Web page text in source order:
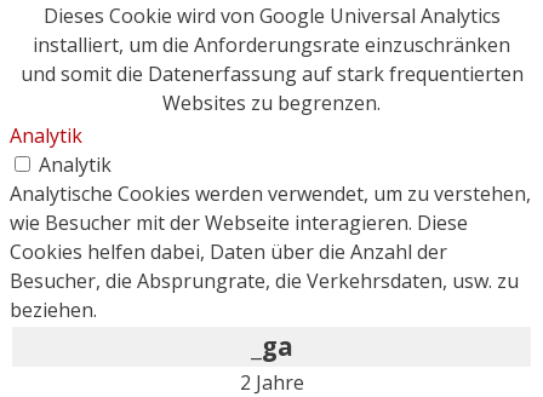
Dieses Cookie wird von Google Universal Analytics
installiert, um die Anforderungsrate einzuschränken
und somit die Datenerfassung auf stark frequentierten
Websites zu begrenzen.
Analytik
Analytik
Analytische Cookies werden verwendet, um zu verstehen,
wie Besucher mit der Webseite interagieren. Diese
Cookies helfen dabei, Daten über die Anzahl der
Besucher, die Absprungrate, die Verkehrsdaten, usw. zu
beziehen.
_ga
2 Jahre